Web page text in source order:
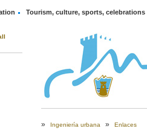
Tourism, culture, sports, celebrations
» Ingeniería urbana » Enlaces